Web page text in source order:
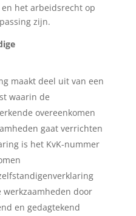
het arbeidsrecht op
zijn.
maakt deel uit van een
waarin de
overeenkomen
gaat verrichten
is het KvK-nummer
werkzaamheden door
en gedagtekend